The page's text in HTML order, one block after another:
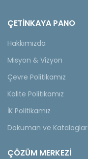
ÇETINKAYA PANO
Hakkımızda
Misyon & Vizyon
Çevre Politikamız
Kalite Politikamız
İK Politikamız
Döküman ve Kataloglar
ÇÖZÜM MERKEZİ